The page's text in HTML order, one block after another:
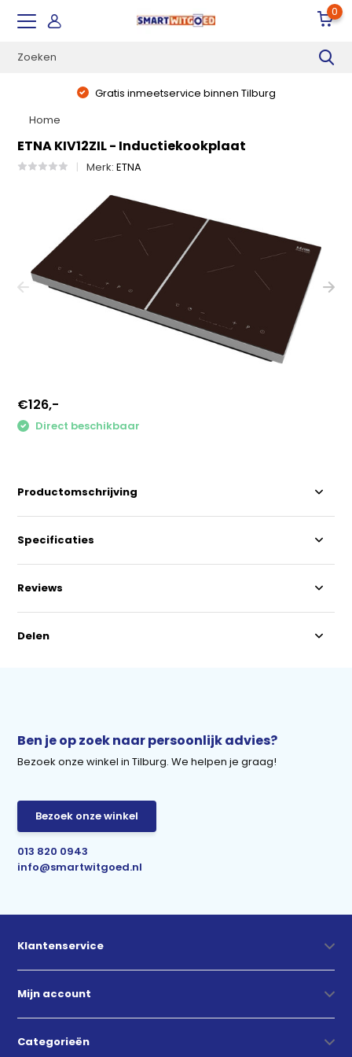
0
Gratis inmeetservice binnen Tilburg
Home
ETNA KIV12ZIL - Inductiekookplaat
Merk:ETNA
€126,-
Direct beschikbaar
Productomschrijving
Specificaties
Reviews
Delen
Ben je op zoek naar persoonlijk advies?
Bezoek onze winkel in Tilburg. We helpen je graag!
Bezoek onze winkel
013 820 0943
info@smartwitgoed.nl
Klantenservice
Mijn account
Categorieën